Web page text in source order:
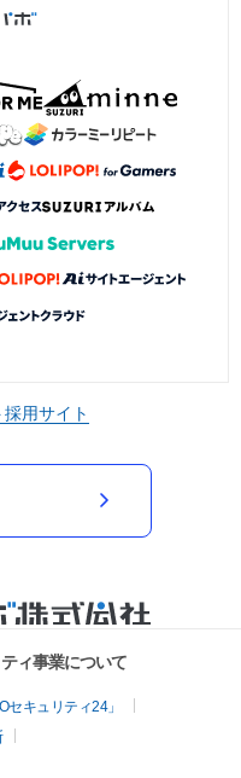
採用サイト
ィ事業について
キュリティ24」